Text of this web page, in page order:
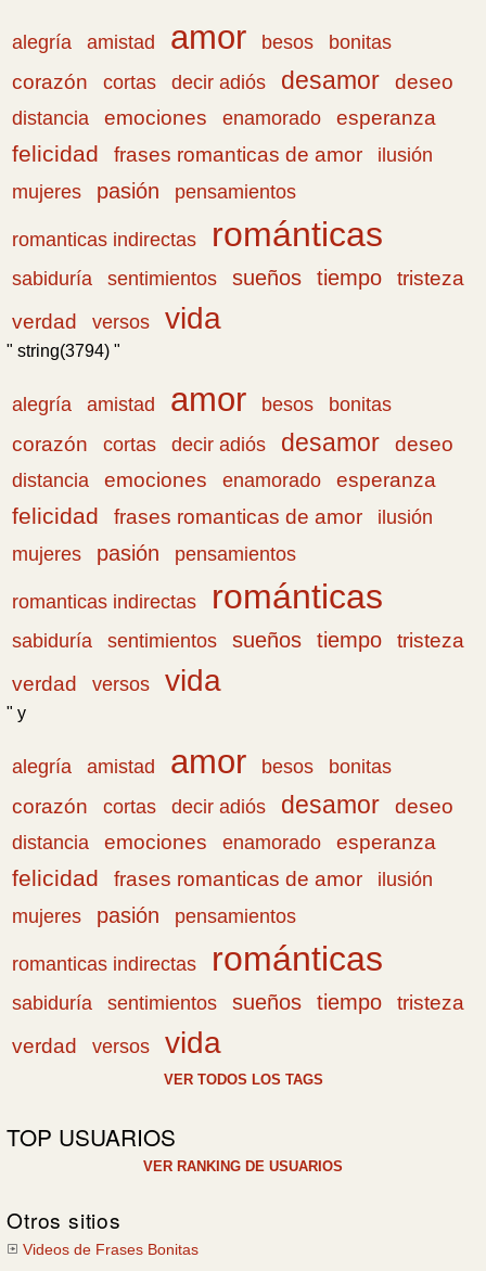
alegría amistad amor besos
bonitas
corazón
cortas decir adiós desamor deseo
distancia emociones enamorado esperanza
felicidad frases romanticas de amor
ilusión
mujeres
pasión pensamientos
romanticas indirectas románticas
sabiduría sentimientos sueños tiempo
tristeza
verdad
versos vida
" string(3794) "
alegría amistad amor besos
bonitas
corazón
cortas decir adiós desamor deseo
distancia emociones enamorado esperanza
felicidad frases romanticas de amor
ilusión
mujeres
pasión pensamientos
romanticas indirectas románticas
sabiduría sentimientos sueños tiempo
tristeza
verdad
versos vida
" y
alegría amistad amor besos
bonitas
corazón
cortas decir adiós desamor deseo
distancia emociones enamorado esperanza
felicidad frases romanticas de amor
ilusión
mujeres
pasión pensamientos
romanticas indirectas románticas
sabiduría sentimientos sueños tiempo
tristeza
verdad
versos vida
VER TODOS LOS TAGS
TOP USUARIOS
VER RANKING DE USUARIOS
Otros sitios
Videos de Frases Bonitas